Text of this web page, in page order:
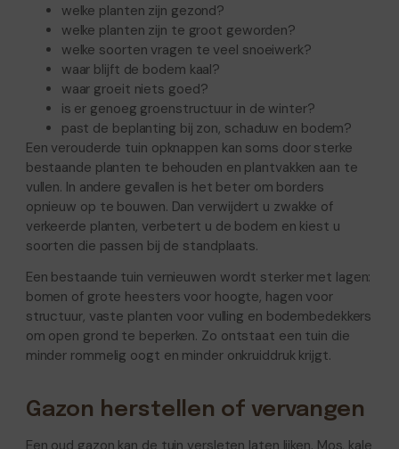
welke planten zijn gezond?
welke planten zijn te groot geworden?
welke soorten vragen te veel snoeiwerk?
waar blijft de bodem kaal?
waar groeit niets goed?
is er genoeg groenstructuur in de winter?
past de beplanting bij zon, schaduw en bodem?
Een verouderde tuin opknappen kan soms door sterke
bestaande planten te behouden en plantvakken aan te
vullen. In andere gevallen is het beter om borders
opnieuw op te bouwen. Dan verwijdert u zwakke of
verkeerde planten, verbetert u de bodem en kiest u
soorten die passen bij de standplaats.
Een bestaande tuin vernieuwen wordt sterker met lagen:
bomen of grote heesters voor hoogte, hagen voor
structuur, vaste planten voor vulling en bodembedekkers
om open grond te beperken. Zo ontstaat een tuin die
minder rommelig oogt en minder onkruiddruk krijgt.
Gazon herstellen of vervangen
Een oud gazon kan de tuin versleten laten lijken. Mos, kale